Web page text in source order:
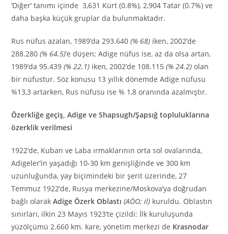
‘Diğer’ tanımı içinde 3,631 Kürt (0.8%), 2,904 Tatar (0.7%) ve
daha başka küçük gruplar da bulunmaktadır.
Rus nüfus azalan, 1989’da 293.640(% 68) iken, 2002’de
288.280(% 64.5)’e düşen; Adige nüfus ise, az da olsa artan,
1989’da 95.439(% 22.1) iken, 2002’de 108.115(% 24.2) olan
bir nüfustur. Söz konusu 13 yıllık dönemde Adige nüfusu
%13,3 artarken, Rus nüfusu ise % 1,8 oranında azalmıştır.
Özerkliğe geçiş, Adige ve Shapsugh/Şapsığ topluluklarına
özerklik verilmesi
1922’de, Kuban ve Laba ırmaklarının orta sol ovalarında,
Adigeler’in yaşadığı 10-30 km genişliğinde ve 300 km
uzunluğunda, yay biçimindeki bir şerit üzerinde, 27
Temmuz 1922’de, Rusya merkezine/Moskova’ya doğrudan
bağlı olarakAdige Özerk Oblastı (AÖO; il) kuruldu. Oblastın
sınırları, ilkin 23 Mayıs 1923’te çizildi: İlk kuruluşunda
yüzölçümü 2.660 km. kare, yönetim merkezi de Krasnodar